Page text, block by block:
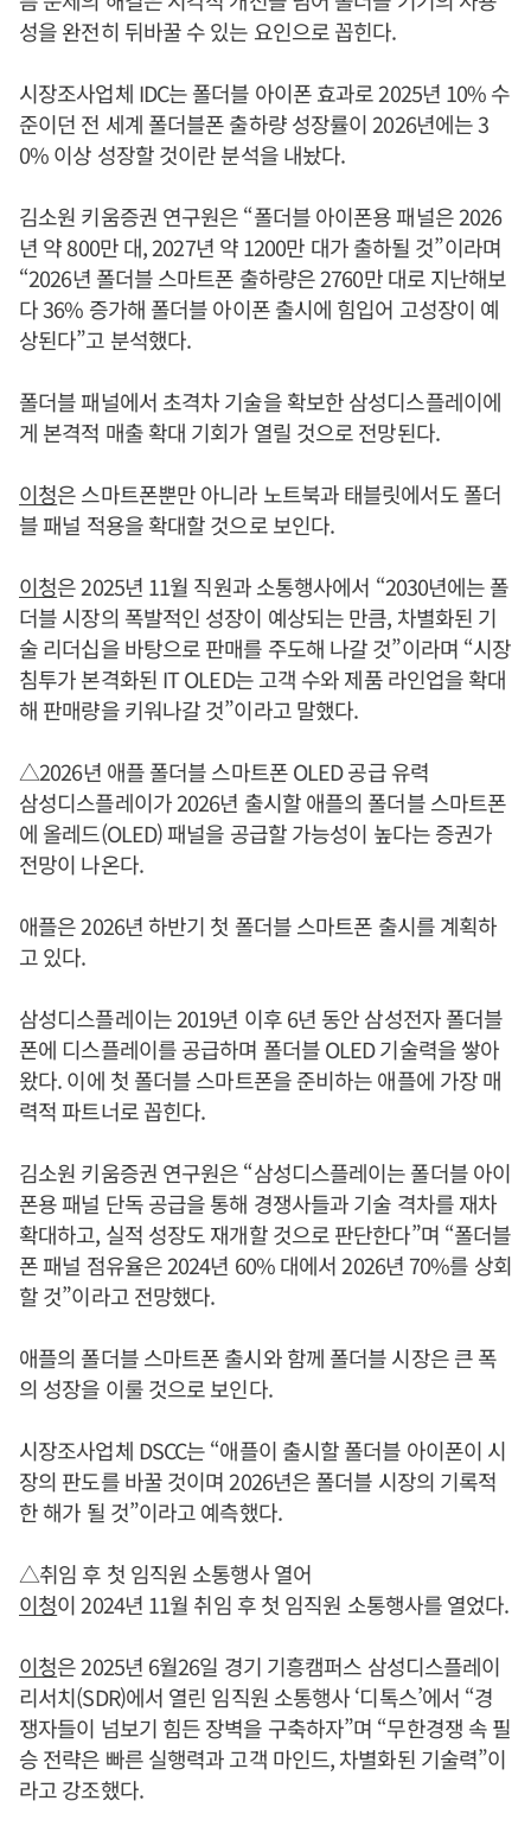
성을 완전히 뒤바꿀 수 있는 요인으로 꼽힌다.
시장조사업체 IDC는 폴더블 아이폰 효과로 2025년 10% 수
준이던 전 세계 폴더블폰 출하량 성장률이 2026년에는 3
0% 이상 성장할 것이란 분석을 내놨다.
김소원 키움증권 연구원은 “폴더블 아이폰용 패널은 2026
년 약 800만 대, 2027년 약 1200만 대가 출하될 것”이라며
“2026년 폴더블 스마트폰 출하량은 2760만 대로 지난해보
다 36% 증가해 폴더블 아이폰 출시에 힘입어 고성장이 예
상된다”고 분석했다.
폴더블 패널에서 초격차 기술을 확보한 삼성디스플레이에
게 본격적 매출 확대 기회가 열릴 것으로 전망된다.
이청은 스마트폰뿐만 아니라 노트북과 태블릿에서도 폴더
블 패널 적용을 확대할 것으로 보인다.
이청은 2025년 11월 직원과 소통행사에서 “2030년에는 폴
더블 시장의 폭발적인 성장이 예상되는 만큼, 차별화된 기
술 리더십을 바탕으로 판매를 주도해 나갈 것”이라며 “시장
침투가 본격화된 IT OLED는 고객 수와 제품 라인업을 확대
해 판매량을 키워나갈 것”이라고 말했다.
△2026년 애플 폴더블 스마트폰 OLED 공급 유력
삼성디스플레이가 2026년 출시할 애플의 폴더블 스마트폰
에 올레드(OLED) 패널을 공급할 가능성이 높다는 증권가
전망이 나온다.
애플은 2026년 하반기 첫 폴더블 스마트폰 출시를 계획하
고 있다.
삼성디스플레이는 2019년 이후 6년 동안 삼성전자 폴더블
폰에 디스플레이를 공급하며 폴더블 OLED 기술력을 쌓아
왔다. 이에 첫 폴더블 스마트폰을 준비하는 애플에 가장 매
력적 파트너로 꼽힌다.
김소원 키움증권 연구원은 “삼성디스플레이는 폴더블 아이
폰용 패널 단독 공급을 통해 경쟁사들과 기술 격차를 재차
확대하고, 실적 성장도 재개할 것으로 판단한다”며 “폴더블
폰 패널 점유율은 2024년 60% 대에서 2026년 70%를 상회
할 것”이라고 전망했다.
애플의 폴더블 스마트폰 출시와 함께 폴더블 시장은 큰 폭
의 성장을 이룰 것으로 보인다.
시장조사업체 DSCC는 “애플이 출시할 폴더블 아이폰이 시
장의 판도를 바꿀 것이며 2026년은 폴더블 시장의 기록적
한 해가 될 것”이라고 예측했다.
△취임 후 첫 임직원 소통행사 열어
이청이 2024년 11월 취임 후 첫 임직원 소통행사를 열었다.
이청은 2025년 6월26일 경기 기흥캠퍼스 삼성디스플레이
리서치(SDR)에서 열린 임직원 소통행사 ‘디톡스’에서 “경
쟁자들이 넘보기 힘든 장벽을 구축하자”며 “무한경쟁 속 필
승 전략은 빠른 실행력과 고객 마인드, 차별화된 기술력”이
라고 강조했다.